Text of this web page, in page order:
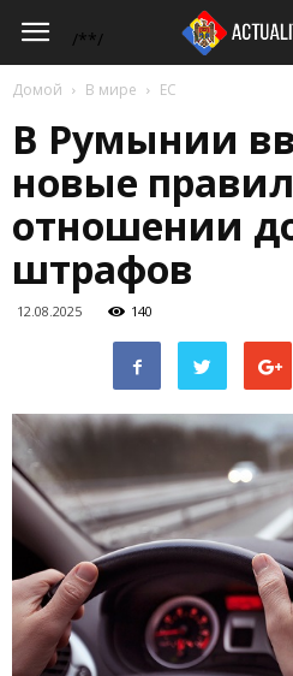
/**/
Actualitati.md
Домой В мире ЕС
В Румынии
новые
отношении
штрафов
12.08.2025 140